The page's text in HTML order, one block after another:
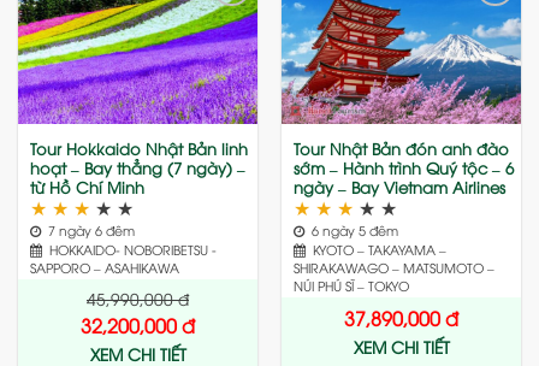
Add
to
wishlist
Tour Hokkaido Nhật Bản linh
hoạt – Bay thẳng (7 ngày) –
từ Hồ Chí Minh
★ ★ ★ ★ ★
7 ngày 6 đêm
HOKKAIDO- NOBORIBETSU -
SAPPORO – ASAHIKAWA
45,990,000đ
32,200,000đ
XEM CHI TIẾT
Add
to
wishlist
Tour Nhật Bản đón anh đào
sớm – Hành trình Quý tộc – 6
ngày – Bay Vietnam Airlines
★ ★ ★ ★ ★
6 ngày 5 đêm
KYOTO – TAKAYAMA –
SHIRAKAWAGO – MATSUMOTO –
NÚI PHÚ SĨ – TOKYO
37,890,000đ
XEM CHI TIẾT